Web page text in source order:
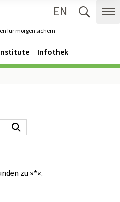
für morgen sichern
EN
Infothek
zu »*«.